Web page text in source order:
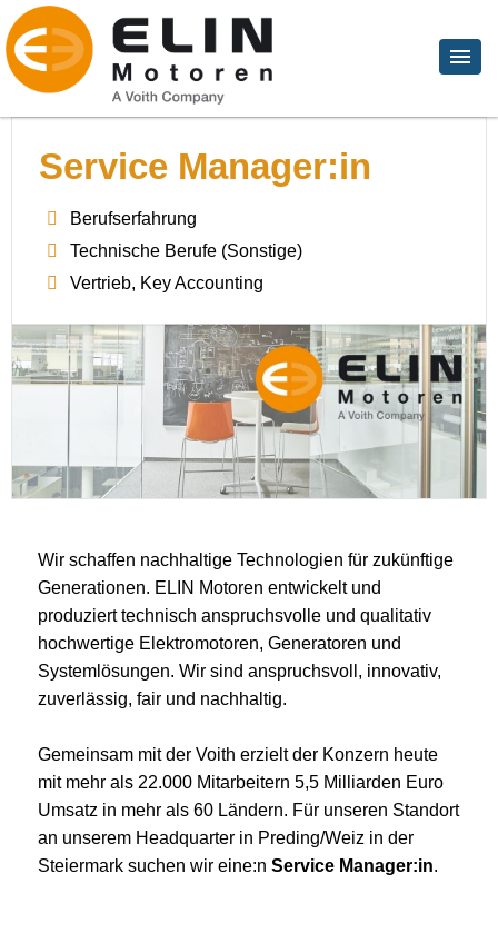
Service Manager:in
Berufserfahrung
Technische Berufe (Sonstige)
Vertrieb, Key Accounting
Wir schaffen nachhaltige Technologien für zukünftige
Generationen. ELIN Motoren entwickelt und
produziert technisch anspruchsvolle und qualitativ
hochwertige Elektromotoren, Generatoren und
Systemlösungen. Wir sind anspruchsvoll, innovativ,
zuverlässig, fair und nachhaltig.
Gemeinsam mit der Voith erzielt der Konzern heute
mit mehr als 22.000 Mitarbeitern 5,5 Milliarden Euro
Umsatz in mehr als 60 Ländern. Für unseren Standort
an unserem Headquarter in Preding/Weiz in der
Steiermark suchen wir eine:n Service Manager:in.